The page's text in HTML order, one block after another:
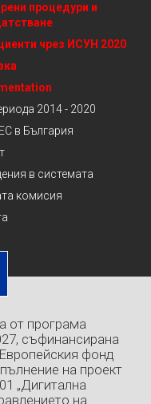
процедури и
чрез ИСУН 2020
2014 - 2020
в България
в системата
комисия
от програма
съфинансирана
фонд
на проект
„Дигитална
на